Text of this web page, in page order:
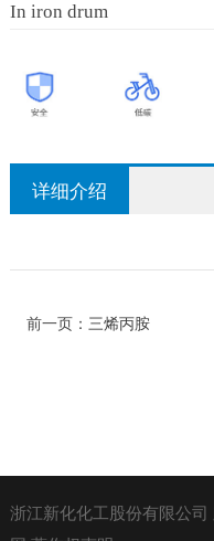
In iron drum
详细介绍
前一页： 三烯丙胺
浙江新化化工股份有限公司